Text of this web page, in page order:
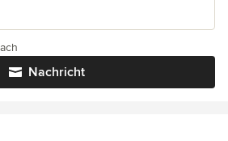
Nachricht